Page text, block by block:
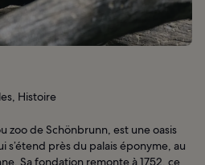
Histoire
zoo de Schönbrunn, est une oasis
s’étend près du palais éponyme, au
Sa fondation remonte à 1752, ce